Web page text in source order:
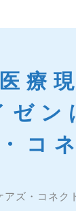
療
ゼン
コ
アズ・コネク